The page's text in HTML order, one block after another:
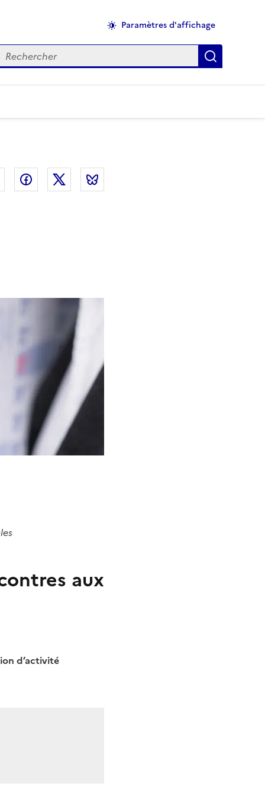
Paramètres d'affichage
Linkedin FacebookTwitter
aux
d’activité